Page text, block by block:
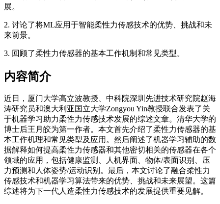
展。
2. 讨论了将ML应用于智能柔性力传感技术的优势、挑战和未
来前景。
3. 回顾了柔性力传感器的基本工作机制和常见类型。
内容简介
近日，厦门大学高立波教授、中科院深圳先进技术研究院赵海
涛研究员和澳大利亚国立大学Zongyou Yin教授联合发表了关
于机器学习助力柔性力传感技术发展的综述文章。清华大学的
博士后王月皎为第一作者。本文首先介绍了柔性力传感器的基
本工作机理和常见类型及应用。然后阐述了机器学习辅助的数
据解释如何提高柔性力传感器和其他密切相关的传感器在各个
领域的应用，包括健康监测、人机界面、物体/表面识别、压
力预测和人体姿势/运动识别。最后，本文讨论了融合柔性力
传感技术和机器学习算法带来的优势、挑战和未来展望。这篇
综述将为下一代人造柔性力传感技术的发展提供重要见解。